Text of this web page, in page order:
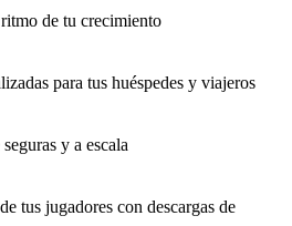
de tu crecimiento
para tus huéspedes y viajeros
y a escala
tus jugadores con descargas de